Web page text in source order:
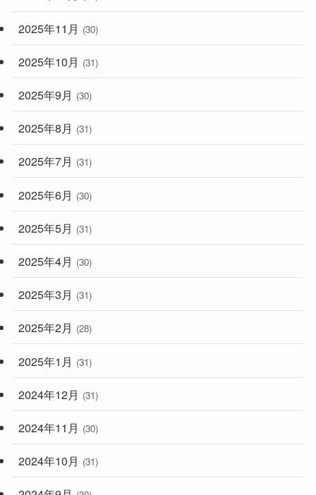
2025年11月 (30)
2025年10月 (31)
2025年9月 (30)
2025年8月 (31)
2025年7月 (31)
2025年6月 (30)
2025年5月 (31)
2025年4月 (30)
2025年3月 (31)
2025年2月 (28)
2025年1月 (31)
2024年12月 (31)
2024年11月 (30)
2024年10月 (31)